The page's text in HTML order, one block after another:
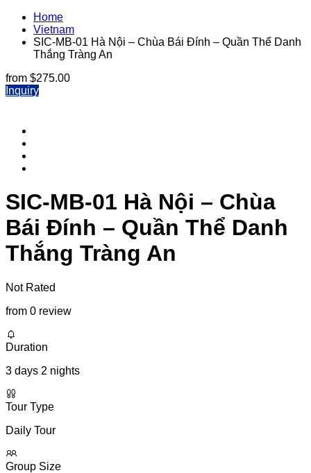
Home
Vietnam
SIC-MB-01 Hà Nội – Chùa Bái Đính – Quần Thể Danh
Thắng Tràng An
from $275.00
Inquiry
SIC-MB-01 Hà Nội – Chùa
Bái Đính – Quần Thể Danh
Thắng Tràng An
Not Rated
from 0 review
Duration
3 days 2 nights
Tour Type
Daily Tour
Group Size